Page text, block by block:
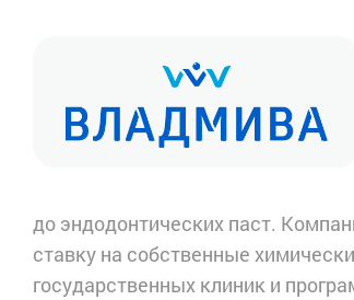
до эндодонтических паст.
ставку на собственные
государственных клиник и